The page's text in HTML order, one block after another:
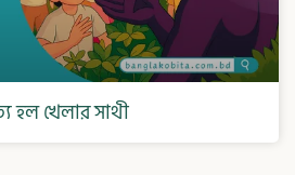
হল খেলার সাথী